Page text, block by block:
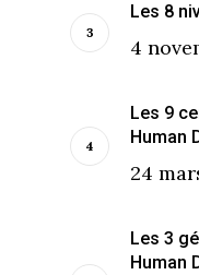
Les 8
4
Les 9
Human
24
Les 3
Human